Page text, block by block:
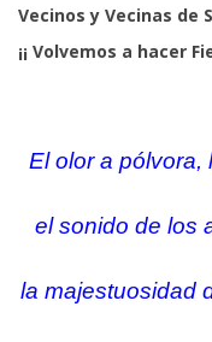
Vecinos y Vecinas de
¡¡ Volvemos a hacer
El olor a pólvora,
el sonido de los
la majestuosidad